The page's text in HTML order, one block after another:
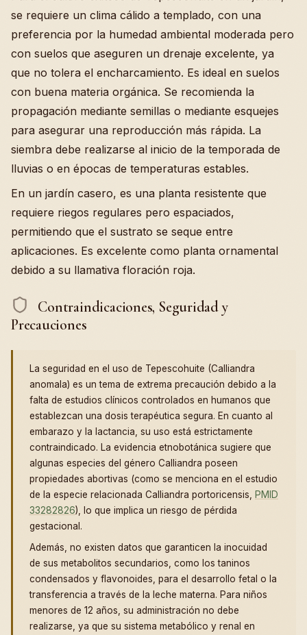
se requiere un clima cálido a templado, con una
preferencia por la humedad ambiental moderada pero
con suelos que aseguren un drenaje excelente, ya
que no tolera el encharcamiento. Es ideal en suelos
con buena materia orgánica. Se recomienda la
propagación mediante semillas o mediante esquejes
para asegurar una reproducción más rápida. La
siembra debe realizarse al inicio de la temporada de
lluvias o en épocas de temperaturas estables.
En un jardín casero, es una planta resistente que
requiere riegos regulares pero espaciados,
permitiendo que el sustrato se seque entre
aplicaciones. Es excelente como planta ornamental
debido a su llamativa floración roja.
Contraindicaciones, Seguridad y
Precauciones
La seguridad en el uso de Tepescohuite (Calliandra
anomala) es un tema de extrema precaución debido a la
falta de estudios clínicos controlados en humanos que
establezcan una dosis terapéutica segura. En cuanto al
embarazo y la lactancia, su uso está estrictamente
contraindicado. La evidencia etnobotánica sugiere que
algunas especies del género Calliandra poseen
propiedades abortivas (como se menciona en el estudio
de la especie relacionada Calliandra portoricensis,
PMID
33282826), lo que implica un riesgo de pérdida
gestacional.
Además, no existen datos que garanticen la inocuidad
de sus metabolitos secundarios, como los taninos
condensados y flavonoides, para el desarrollo fetal o la
transferencia a través de la leche materna. Para niños
menores de 12 años, su administración no debe
realizarse, ya que su sistema metabólico y renal en